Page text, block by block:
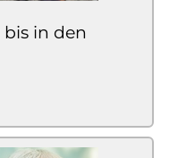
in den